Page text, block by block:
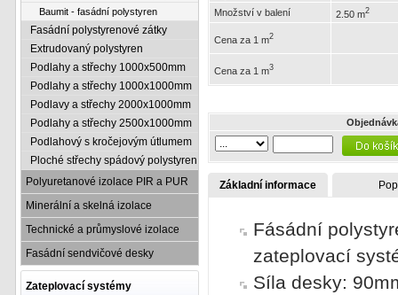
Baumit - fasádní polystyren
Fasádní polystyrenové zátky
Extrudovaný polystyren
Podlahy a střechy 1000x500mm
Podlahy a střechy 1000x1000mm
Podlavy a střechy 2000x1000mm
Podlahy a střechy 2500x1000mm
Podlahový s kročejovým útlumem
Ploché střechy spádový polystyren
Polyuretanové izolace PIR a PUR
Minerální a skelná izolace
Technické a průmyslové izolace
Fasádní sendvičové desky
Zateplovací systémy
Množství v balení 2.50 m2
Cena za 1 m2
Cena za 1 m3
Základní informace
Fásádní
zateplovací
Síla desky: